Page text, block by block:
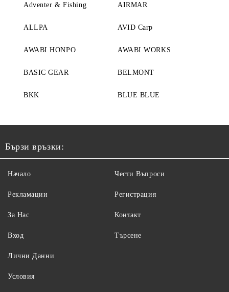
Adventer & Fishing AIRMAR
ALLPA AVID Carp
AWABI HONPO AWABI WORKS
BASIC GEAR BELMONT
BKK BLUE BLUE
Бързи връзки:
Начало
Рекламации
За Нас
Вход
Чести Въпроси
Регистрация
Контакт
Търсене
Лични Данни
Условия